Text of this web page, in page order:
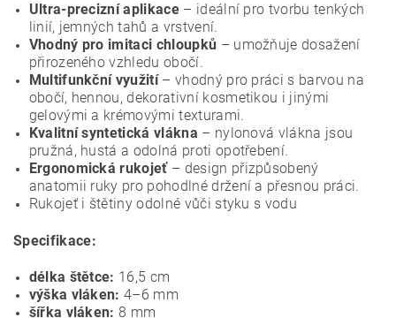
Ultra-precizní aplikace– ideální pro tvorbu tenkých
linií, jemných tahů a vrstvení.
Vhodný pro imitaci chloupků – umožňuje dosažení
přirozeného vzhledu obočí.
Multifunkční využití– vhodný pro práci s barvou na
obočí, hennou, dekorativní kosmetikou i jinými
gelovými a krémovými texturami.
Kvalitní syntetická vlákna – nylonová vlákna jsou
pružná, hustá a odolná proti opotřebení.
Ergonomická rukojeť– design přizpůsobený
anatomii ruky pro pohodlné držení a přesnou práci.
Rukojeť i štětiny odolné vůči styku s vodu
Specifikace:
délka štětce: 16,5 cm
výška vláken: 4–6 mm
šířka vláken: 8 mm